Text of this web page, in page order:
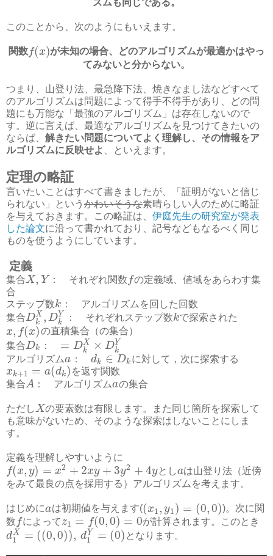
ズムも同じである。
このことから、次のようにもいえます。
関数f(x)が未知の場合、どのアルゴリズムが最適かはやっ
てみないと分からない。
つまり、山登り法、最急降下法、焼きなまし法などすべて
のアルゴリズムは問題によって得手不得手があり、どの問
題にも万能な「最強のアルゴリズム」は存在しないので
す。逆に言えば、最適なアルゴリズムを見つけてきたいの
ならば、 解きたい問題についてよく理解し、その情報をア
ルゴリズムに反映せよ
、といえます。
定理の略証
言いたいことはすべて書きましたが、「証明がないと信じ
られない」という かわいそうな素晴らしい人のために略証
を与えておきます。この略証は、 伊庭先生の研究室が発表
した論文に沿って書かれており、記号などもなるべく同じ
ものを使うようにしています。
定義
集合X, Y ： それぞれ関数 fの定義域、値域をあらわす集
合
ステップ数k ： アルゴリズムを回した回数
集合DX
k , DY
k
： それぞれステップ数kで探索された
x, f(x)の直積集合（の集合）
集合 Dk ： = DX
k
× DY
k
アルゴリズムa ： dk ∈ Dk に対して，次に探索する
xk+1 = a(dk) を返す関数
集合A ： アルゴリズムaの集合
ただしXの要素数は有限します。また同じ箇所を探索して
も意味がないため、そのような探索はしないことにしま
す。
定義を理解しやすいように
f(x, y) = x2 + 2xy + 3y2 + 4yとしaは山登り法（近傍
をみて最良の点を採用する）アルゴリズムを考えます。
はじめにaは初期値を与えます((x1, y1) = (0,0))。次に関
数 fによってz1 = f(0,0) = 0が計算されます。このとき
dX
1 = ((0,0)), dY
1 = (0) となります。